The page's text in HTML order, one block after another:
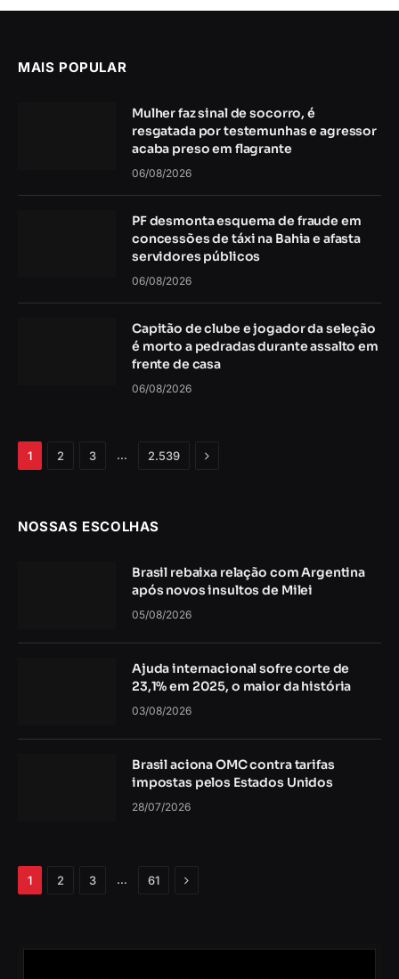
MAIS POPULAR
Mulher faz sinal de socorro, é
resgatada por testemunhas e agressor
acaba preso em flagrante
06/08/2026
PF desmonta esquema de fraude em
concessões de táxi na Bahia e afasta
servidores públicos
06/08/2026
Capitão de clube e jogador da seleção
é morto a pedradas durante assalto em
frente de casa
06/08/2026
1 2 3 … 2.539 Próximo
NOSSAS ESCOLHAS
Brasil rebaixa relação com Argentina
após novos insultos de Milei
05/08/2026
Ajuda internacional sofre corte de
23,1% em 2025, o maior da história
03/08/2026
Brasil aciona OMC contra tarifas
impostas pelos Estados Unidos
28/07/2026
1 2 3 … 61 Próximo